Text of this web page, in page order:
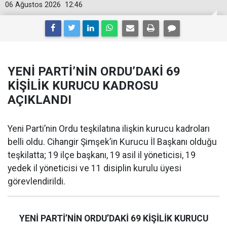
12:46
06 Ağustos 2026
YENİ PARTİ’NİN ORDU’DAKİ 69
KİŞİLİK KURUCU KADROSU
AÇIKLANDI
Yeni Parti’nin Ordu teşkilatına ilişkin kurucu kadroları
belli oldu. Cihangir Şimşek’in Kurucu İl Başkanı olduğu
teşkilatta; 19 ilçe başkanı, 19 asil il yöneticisi, 19
yedek il yöneticisi ve 11 disiplin kurulu üyesi
görevlendirildi.
YENİ PARTİ’NİN ORDU’DAKİ 69 KİŞİLİK KURUCU